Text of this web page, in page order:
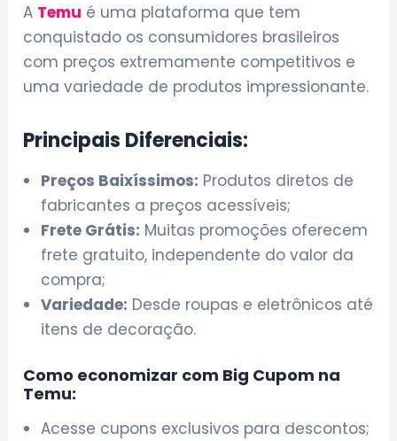
A Temu é uma plataforma que tem
conquistado os consumidores brasileiros
com preços extremamente competitivos e
uma variedade de produtos impressionante.
Principais Diferenciais:
Preços Baixíssimos: Produtos diretos de
fabricantes a preços acessíveis;
Frete Grátis: Muitas promoções oferecem
frete gratuito, independente do valor da
compra;
Variedade: Desde roupas e eletrônicos até
itens de decoração.
Como economizar com Big Cupom na
Temu:
Acesse cupons exclusivos para descontos;